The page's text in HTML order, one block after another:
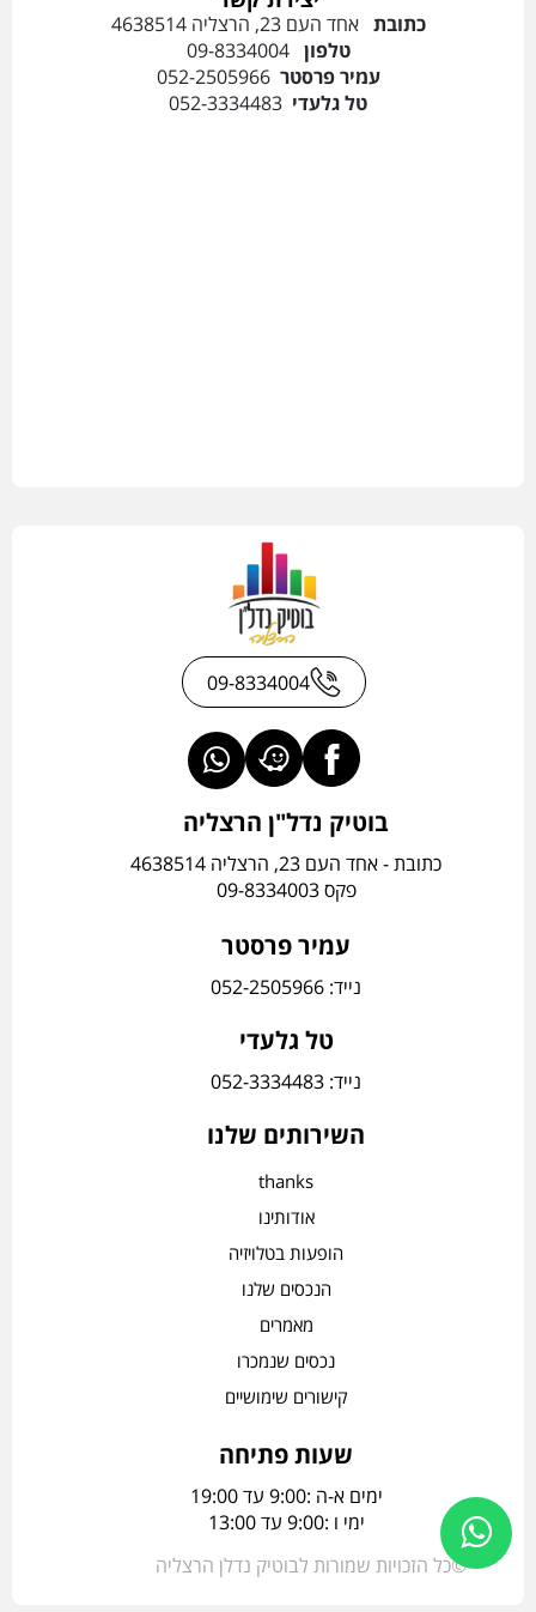
כתובת אחד העם 23, הרצליה 4638514
טלפון09-8334004
עמיר פרסטר052-2505966
טל גלעדי 052-3334483
09-8334004
בוטיק נדל"ן הרצליה
כתובת - אחד העם 23, הרצליה 4638514
פקס 09-8334003
עמיר פרסטר
נייד: 052-2505966
טל גלעדי
נייד: 052-3334483
השירותים שלנו
thanks
אודותינו
הופעות בטלויזיה
הנכסים שלנו
מאמרים
נכסים שנמכרו
קישורים שימושיים
שעות פתיחה
ימים א-ה :9:00 עד 19:00
ימי ו :9:00 עד 13:00
©כל הזכויות שמורות לבוטיק נדלן הרצליה